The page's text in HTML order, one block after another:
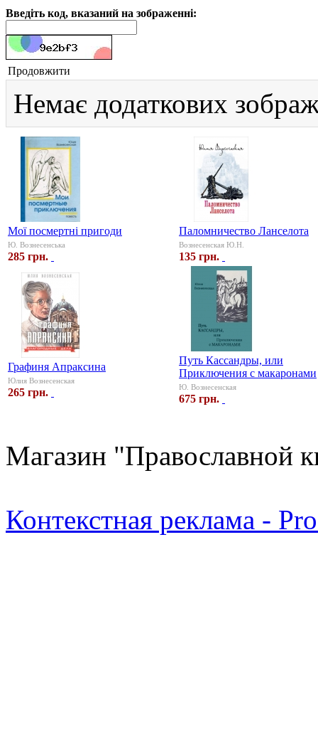
Введіть код, вказаний на зображенні:
Продовжити
Немає додаткових
Мої посмертні пригоди
Ю. Вознесенська
285 грн.
Паломничество Ланселота
Вознесенская Ю.Н.
135 грн.
Графиня Апраксина
Юлия Вознесенская
265 грн.
Путь Кассандры, или
Приключения с макаронами
Ю. Вознесенская
675 грн.
Магазин "Православной
Контекстная реклама -